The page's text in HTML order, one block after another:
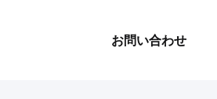
お問い合わせ